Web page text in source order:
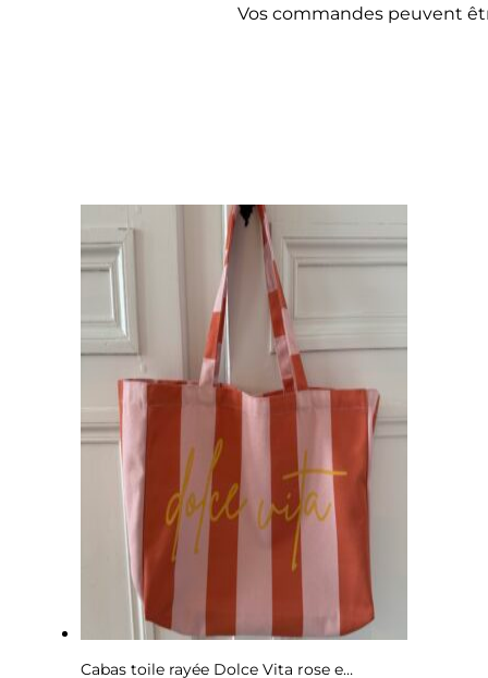
Vos commandes peuvent
Cabas toile rayée Dolce Vita rose et terracotta